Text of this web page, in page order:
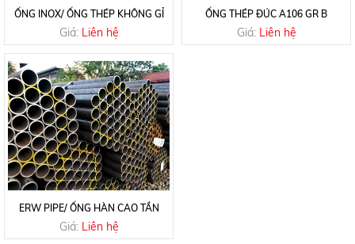
ỐNG INOX/ ỐNG THÉP KHÔNG GỈ
Giá: Liên hệ
ỐNG THÉP ĐÚC A106 GR B
Giá: Liên hệ
ERW PIPE/ ỐNG HÀN CAO TẦN
Giá: Liên hệ